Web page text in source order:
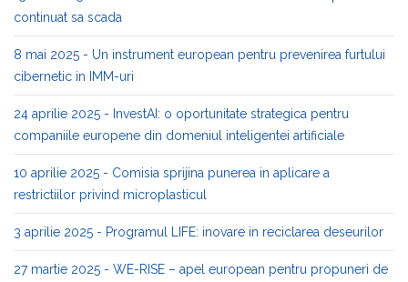
continuat sa scada
8 mai 2025 - Un instrument european pentru prevenirea furtului
cibernetic in IMM-uri
24 aprilie 2025 - InvestAI: o oportunitate strategica pentru
companiile europene din domeniul inteligentei artificiale
10 aprilie 2025 - Comisia sprijina punerea in aplicare a
restrictiilor privind microplasticul
3 aprilie 2025 - Programul LIFE: inovare in reciclarea deseurilor
27 martie 2025 - WE-RISE – apel european pentru propuneri de